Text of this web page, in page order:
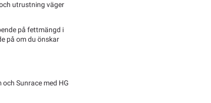
utrustning väger
på fettmängd i
på om du önskar
Sunrace med HG